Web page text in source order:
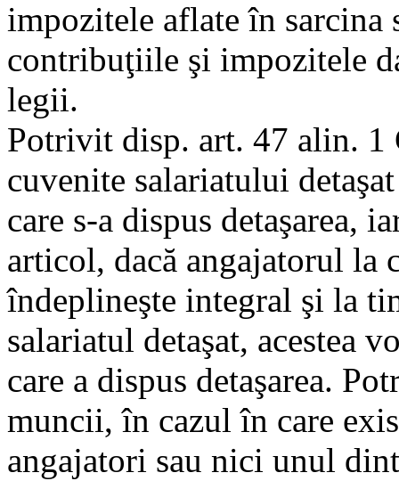
impozitele aflate în sarcina
contribuţiile şi impozitele
legii.
Potrivit disp. art. 47 alin.
cuvenite salariatului
care s-a dispus detaşarea,
articol, dacă angajatorul la
îndeplineşte integral şi la
salariatul detaşat, acestea
care a dispus detaşarea.
muncii, în cazul în care
angajatori sau nici unul